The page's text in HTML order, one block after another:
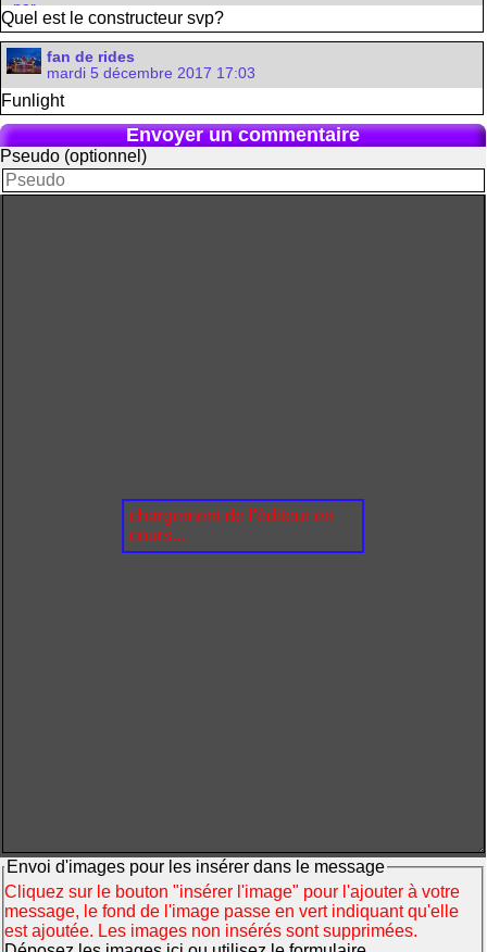
Quel est le constructeur svp?
fan de rides
mardi 5 décembre 2017 17:03
Funlight
Envoyer un commentaire
Pseudo (optionnel)
chargement de l'éditeur en
cours...
Envoi d'images pour les insérer dans le message
Cliquez sur le bouton "insérer l'image" pour l'ajouter à votre
message, le fond de l'image passe en vert indiquant qu'elle
est ajoutée. Les images non insérés sont supprimées.